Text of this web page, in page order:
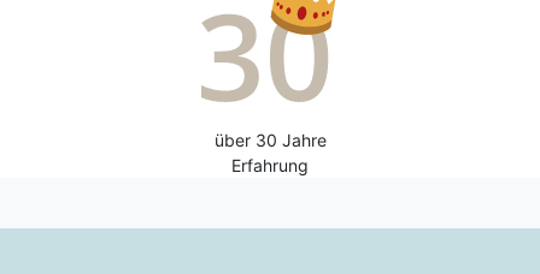
über 30 Jahre
Erfahrung